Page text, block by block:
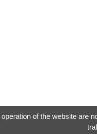
of the website are